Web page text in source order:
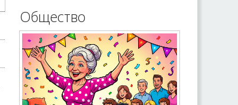
Общество